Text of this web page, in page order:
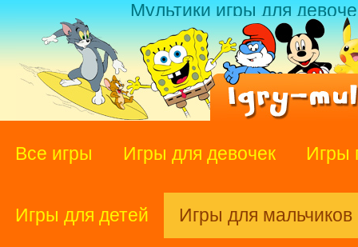
Мультики игры для
Все игры Игры для девочек Игры
Игры для детей Игры для мальчиков